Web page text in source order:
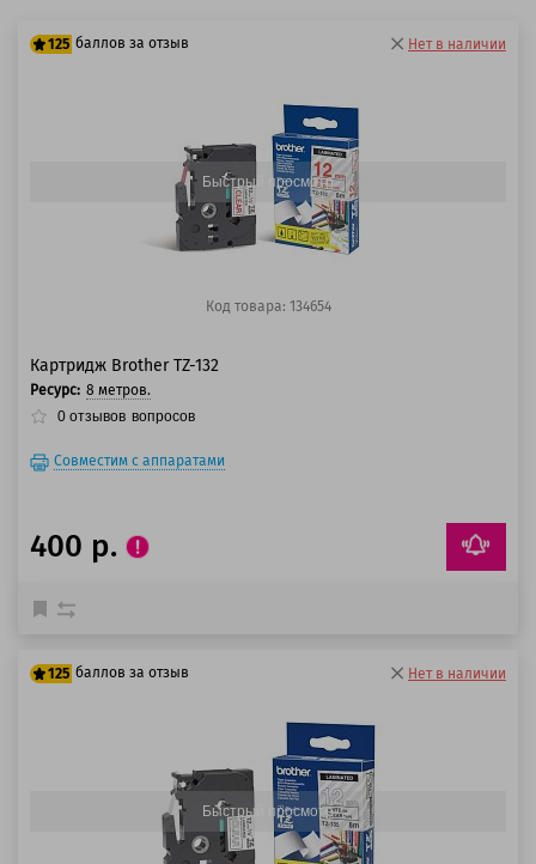
125 баллов за отзыв Нет в наличии
Быстрый просмотр
Код товара: 134654
Картридж Brother TZ-132
Ресурс: 8 метров.
0 отзывов вопросов
Совместим с аппаратами
400 р.
125 баллов за отзыв Нет в наличии
Быстрый просмотр